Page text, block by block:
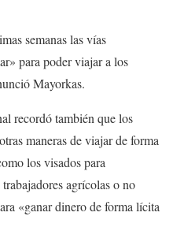
semanas las vías
para poder viajar a los
Mayorkas.
recordó también que los
maneras de viajar de forma
los visados para
agrícolas o no
«ganar dinero de forma lícita